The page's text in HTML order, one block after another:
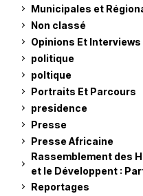
Municipales et
Non classé
Opinions Et Interviews
politique
poltique
Portraits Et Parcours
presidence
Presse
Presse Africaine
Rassemblement des
et le Développent :
Reportages